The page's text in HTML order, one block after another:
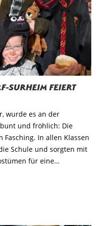
Surheim feiert
wurde es an der
und fröhlich: Die
Fasching. In allen Klassen
Schule und sorgten mit
für eine…